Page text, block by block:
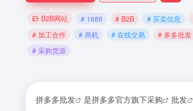
B2B网站 # 1688 # B2B # 买卖信息
# 加工合作
# 商机 # 在线交易 # 多多批发
# 采购货源
拼多多批发 是拼多多官方旗下采购 批发